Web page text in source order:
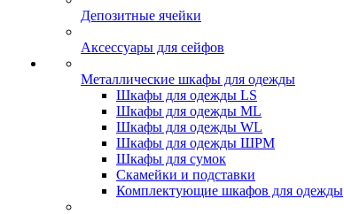
Депозитные ячейки
Аксессуары для сейфов
Металлические шкафы для одежды
Шкафы для одежды LS
Шкафы для одежды ML
Шкафы для одежды WL
Шкафы для одежды ШРМ
Шкафы для сумок
Скамейки и подставки
Комплектующие шкафов для одежды